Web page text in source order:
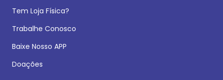
Tem Loja Física?
Trabalhe Conosco
Baixe Nosso APP
Doações